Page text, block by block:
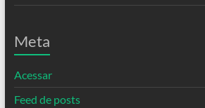
Meta
Acessar
Feed de posts